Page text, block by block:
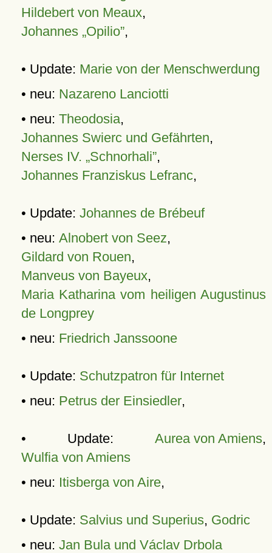
Hildebert von Meaux,
Johannes „Opilio”,
• Update: Marie von der Menschwerdung
• neu: Nazareno Lanciotti
• neu: Theodosia,
Johannes Swierc und Gefährten,
Nerses IV. „Schnorhali”,
Johannes Franziskus Lefranc,
• Update: Johannes de Brébeuf
• neu: Alnobert von Seez,
Gildard von Rouen,
Manveus von Bayeux,
Maria Katharina vom heiligen Augustinus
de Longprey
• neu: Friedrich Janssoone
• Update: Schutzpatron für Internet
• neu: Petrus der Einsiedler,
• Update: Aurea von Amiens,
Wulfia von Amiens
• neu: Itisberga von Aire,
• Update: Salvius und Superius, Godric
• neu: Jan Bula und Václav Drbola